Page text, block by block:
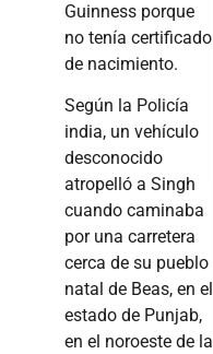
Guinness porque
no tenía certificado
de nacimiento.
Según la Policía
india, un vehículo
desconocido
atropelló a Singh
cuando caminaba
por una carretera
cerca de su pueblo
natal de Beas, en el
estado de Punjab,
en el noroeste de la